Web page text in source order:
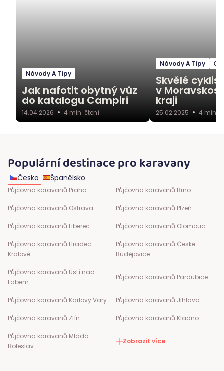
Návody A Tipy
Jak nafotit obytný vůz
do katalogu Campiri
14.04.2026 4 min. čtení
Návody A Tipy
Skvělé
v
kraji
25.02.2025 4 min.
Populární destinace pro karavany
Česko Španělsko
Půjčovna karavanů Praha Půjčovna karavanů Brno
Půjčovna karavanů Ostrava Půjčovna karavanů Plzeň
Půjčovna karavanů Liberec Půjčovna karavanů Olomouc
Půjčovna karavanů Hradec
Králové
Půjčovna karavanů České
Budějovice
Půjčovna karavanů Ústí nad
Labem
Půjčovna karavanů Pardubice
Půjčovna karavanů Karlovy Vary Půjčovna karavanů Jihlava
Půjčovna karavanů Zlín Půjčovna karavanů Kladno
Půjčovna karavanů Mladá
Boleslav
Zobrazit více